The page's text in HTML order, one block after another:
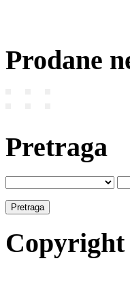
Prodane
Pretraga